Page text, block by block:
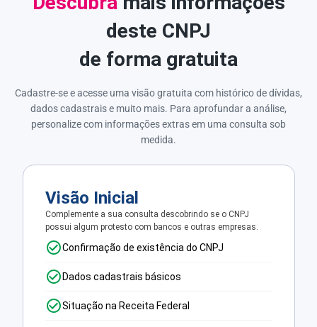
deste CNPJ
de forma gratuita
Cadastre-se e acesse uma visão gratuita com histórico de dívidas,
dados cadastrais e muito mais. Para aprofundar a análise,
personalize com informações extras em uma consulta sob
medida.
Visão Inicial
Complemente a sua consulta descobrindo se o CNPJ
possui algum protesto com bancos e outras empresas.
Confirmação de existência do CNPJ
Dados cadastrais básicos
Situação na Receita Federal